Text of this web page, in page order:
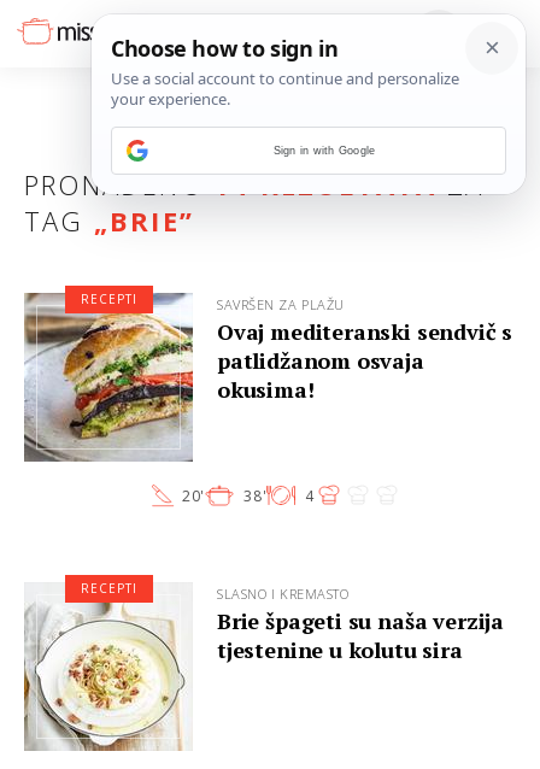
PRONAĐENO14 REZULTATAZA
TAG „BRIE”
SAVRŠEN ZA PLAŽU
Ovaj mediteranski sendvič s
patlidžanom osvaja
okusima!
20' 38' 4
RECEPTI
SLASNO I KREMASTO
Brie špageti su naša verzija
tjestenine u kolutu sira
RECEPTI
Sign in with Google